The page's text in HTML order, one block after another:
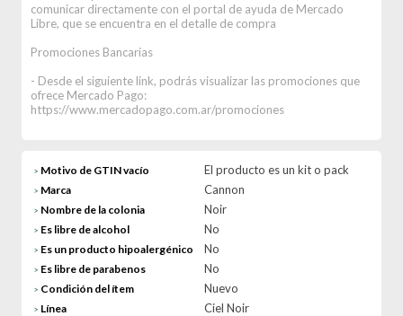
comunicar directamente con el portal de ayuda de Mercado
Libre, que se encuentra en el detalle de compra
Promociones Bancarias
- Desde el siguiente link, podrás visualizar las promociones que
ofrece Mercado Pago:
https://www.mercadopago.com.ar/promociones
> Motivo de GTIN vacío El producto es un kit o pack
> Marca Cannon
> Nombre de la colonia Noir
> Es libre de alcohol No
> Es un producto hipoalergénico No
> Es libre de parabenos No
> Condición del ítem Nuevo
> Línea Ciel Noir